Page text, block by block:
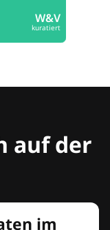
W&V
kuratiert
auf der
im